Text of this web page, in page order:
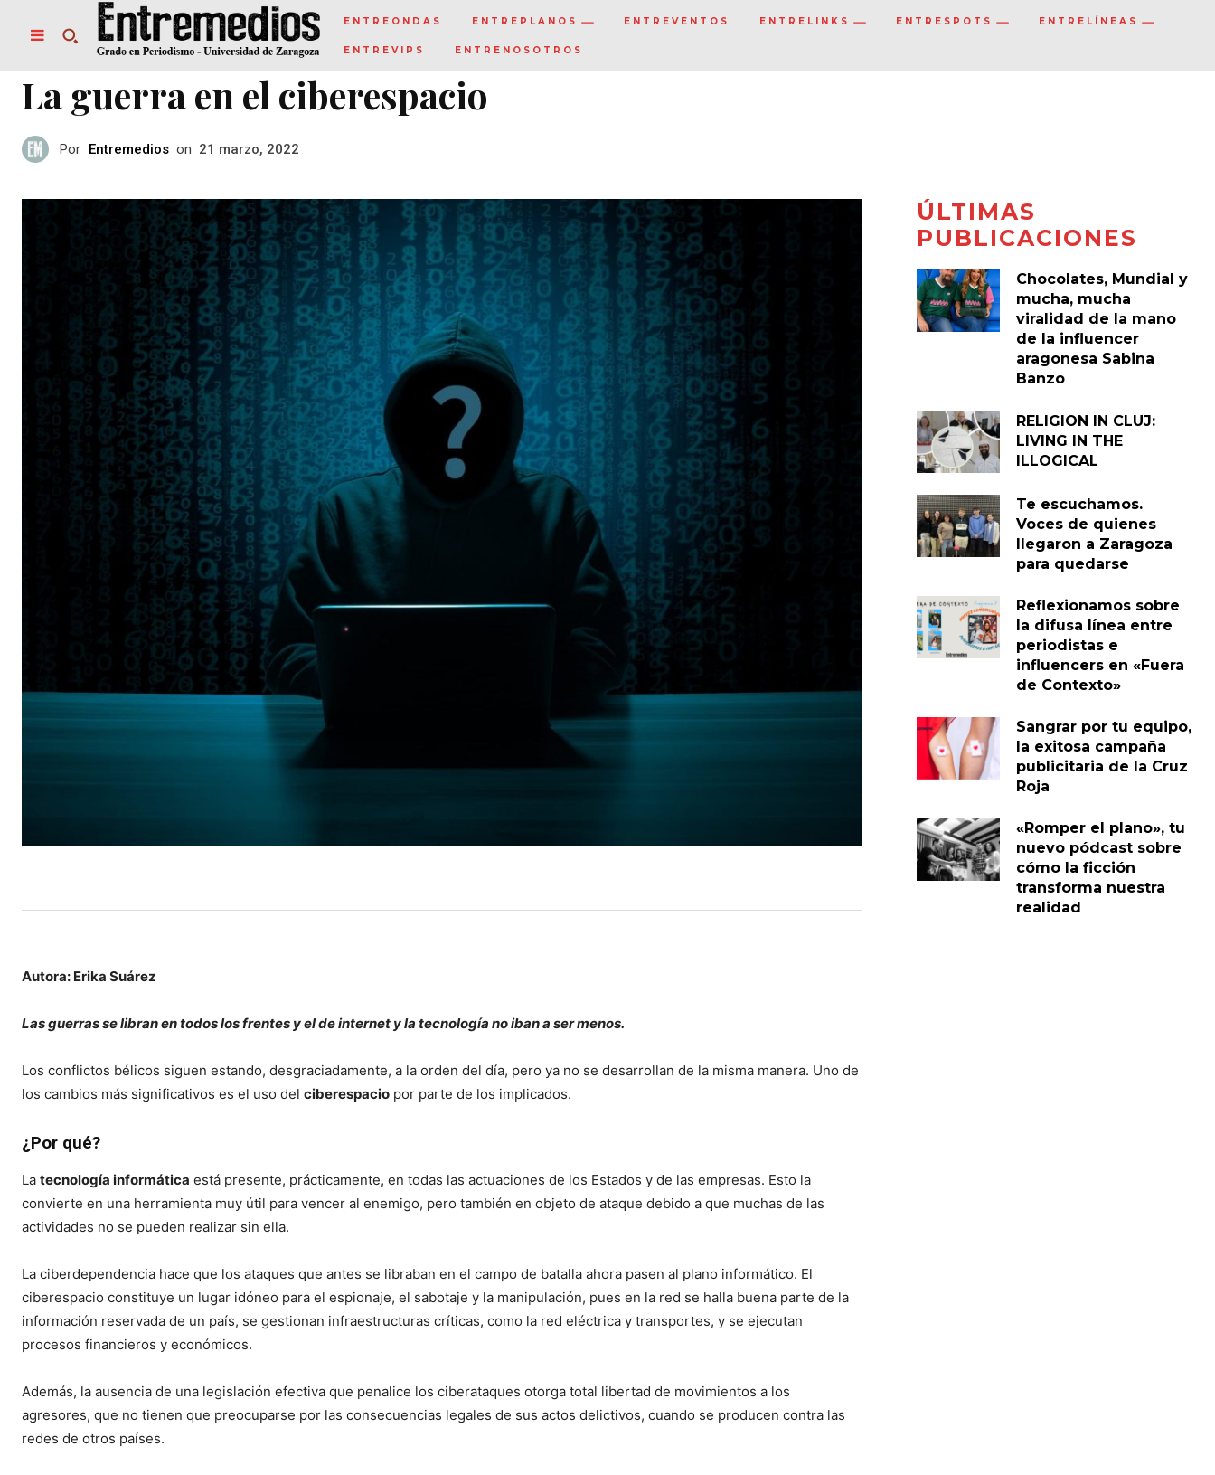
ENTREONDAS ENTREPLANOS ENTREVENTOS ENTRELINKS ENTRESPOTS ENTRELÍNEAS
ENTREVIPS ENTRENOSOTROS
La guerra en el ciberespacio
Por Entremedios on 21 marzo, 2022
Autora: Erika Suárez
Las guerras se libran en todos los frentes y el de internet y la tecnología no iban a ser menos.
Los conflictos bélicos siguen estando, desgraciadamente, a la orden del día, pero ya no se desarrollan de la misma manera. Uno de
los cambios más significativos es el uso del ciberespacio por parte de los implicados.
¿Por qué?
La tecnología informática está presente, prácticamente, en todas las actuaciones de los Estados y de las empresas. Esto la
convierte en una herramienta muy útil para vencer al enemigo, pero también en objeto de ataque debido a que muchas de las
actividades no se pueden realizar sin ella.
La ciberdependencia hace que los ataques que antes se libraban en el campo de batalla ahora pasen al plano informático. El
ciberespacio constituye un lugar idóneo para el espionaje, el sabotaje y la manipulación, pues en la red se halla buena parte de la
información reservada de un país, se gestionan infraestructuras críticas, como la red eléctrica y transportes, y se ejecutan
procesos financieros y económicos.
Además, la ausencia de una legislación efectiva que penalice los ciberataques otorga total libertad de movimientos a los
agresores, que no tienen que preocuparse por las consecuencias legales de sus actos delictivos, cuando se producen contra las
redes de otros países.
ÚLTIMAS
PUBLICACIONES
Chocolates, Mundial y
mucha, mucha
viralidad de la mano
de la influencer
aragonesa Sabina
Banzo
RELIGION IN CLUJ:
LIVING IN THE
ILLOGICAL
Te escuchamos.
Voces de quienes
llegaron a Zaragoza
para quedarse
Reflexionamos sobre
la difusa línea entre
periodistas e
influencers en «Fuera
de Contexto»
Sangrar por tu equipo,
la exitosa campaña
publicitaria de la Cruz
Roja
«Romper el plano», tu
nuevo pódcast sobre
cómo la ficción
transforma nuestra
realidad